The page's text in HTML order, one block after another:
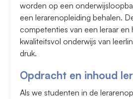
worden op een
een lerarenopleiding behalen.
competenties van een leraar
kwaliteitsvol onderwijs van
druk.
Opdracht en inhoud
Als we studenten in de